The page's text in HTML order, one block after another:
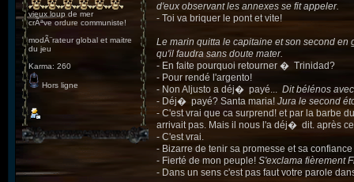
vieux loup de mer
crÃªve ordure communiste!
modÃ¨rateur global et maitre
du jeu
Karma: 260
Hors ligne
d'eux observant les annexes se fit appeler.
- Toi va briquer le pont et vite!
Le marin quitta le capitaine et son second
qu'il faudra sans doute mater.
- En faite pourquoi retourner � Trinidad?
- Pour rendé l'argento!
- Non Aljusto a déj� payé... Dit bélénos
- Déj� payé? Santa maria! Jura le second
- C'est vrai que ca surprend! et par la barbe
arrivait pas. Mais il nous l'a déj� dit. après
- C'est vrai.
- Bizarre de tenir sa promesse et sa
- Fierté de mon peuple! S'exclama fièrement
- Dans un sens c'est pas faut votre parole